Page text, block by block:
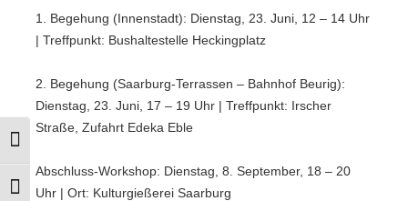
Umschalten auf hohe Kontraste
Schrift vergrößern
1. Begehung (Innenstadt): Dienstag, 23. Juni, 12 – 14 Uhr
| Treffpunkt: Bushaltestelle Heckingplatz
2. Begehung (Saarburg-Terrassen – Bahnhof Beurig):
Dienstag, 23. Juni, 17 – 19 Uhr | Treffpunkt: Irscher
Straße, Zufahrt Edeka Eble
Abschluss-Workshop: Dienstag, 8. September, 18 – 20
Uhr | Ort: Kulturgießerei Saarburg